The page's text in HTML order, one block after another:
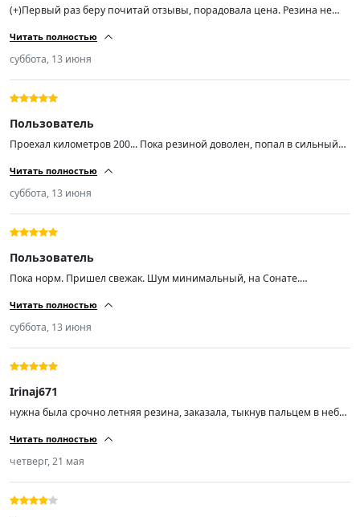
(+)Первый раз беру почитай отзывы, порадовала цена. Резина не
остальном всё хорошо, спасибо продавцу. Хотел заказ ещё пару, не
могу найти.
Читать полностью
суббота, 13 июня
Пользователь
Проехал километров 200... Пока резиной доволен, попал в сильный
уверенно держала поток воды даже в колеее.. Резина мягкая, тихая...
Насколько хватит неизвестно, но пока радует... Авто ниссан хтрейл
т31...
Читать полностью
суббота, 13 июня
Пользователь
Пока норм. Пришел свежак. Шум минимальный, на Сонате.
Читать полностью
суббота, 13 июня
Irinaj671
нужна была срочно летняя резина, заказала, тыкнув пальцем в небо,
Читать полностью
четверг, 21 мая